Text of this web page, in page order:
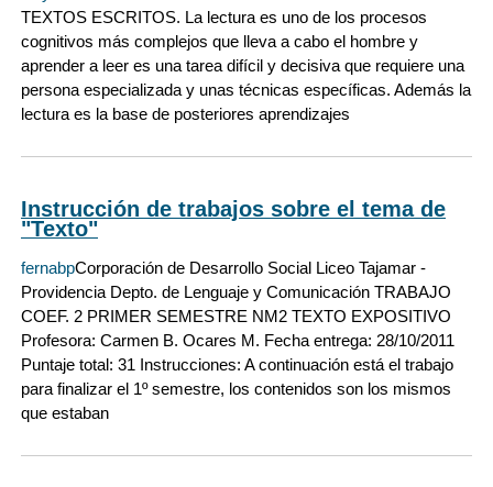
TEXTOS ESCRITOS. La lectura es uno de los procesos
cognitivos más complejos que lleva a cabo el hombre y
aprender a leer es una tarea difícil y decisiva que requiere una
persona especializada y unas técnicas específicas. Además la
lectura es la base de posteriores aprendizajes
Instrucción de trabajos sobre el tema de
"Texto"
fernabpCorporación de Desarrollo Social Liceo Tajamar -
Providencia Depto. de Lenguaje y Comunicación TRABAJO
COEF. 2 PRIMER SEMESTRE NM2 TEXTO EXPOSITIVO
Profesora: Carmen B. Ocares M. Fecha entrega: 28/10/2011
Puntaje total: 31 Instrucciones: A continuación está el trabajo
para finalizar el 1º semestre, los contenidos son los mismos
que estaban